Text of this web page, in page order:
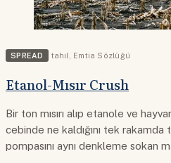
SPREAD tahıl Emtia Sözlüğü
Etanol-Mısır Crush
Bir ton mısırı alıp etanole ve
cebinde ne kaldığını tek
pompasını aynı denkleme sokan